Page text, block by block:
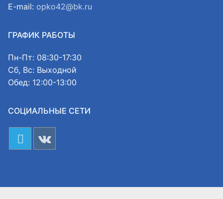
E-mail: opko42@bk.ru
ГРАФИК РАБОТЫ
Пн-Пт: 08:30-17:30
Сб, Вс: Выходной
Обед: 12:00-13:00
СОЦИАЛЬНЫЕ СЕТИ